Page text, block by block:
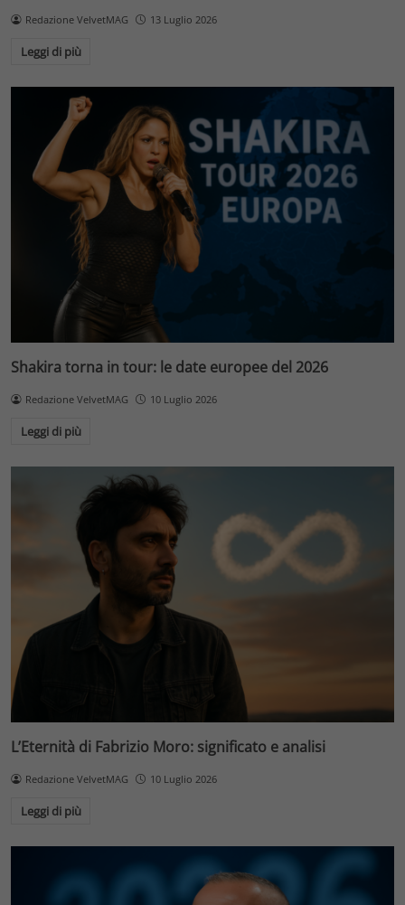
Redazione VelvetMAG 13 Luglio 2026
Leggi di più
Shakira torna in tour: le date europee del 2026
Redazione VelvetMAG 10 Luglio 2026
Leggi di più
L’Eternità di Fabrizio Moro: significato e analisi
Redazione VelvetMAG 10 Luglio 2026
Leggi di più